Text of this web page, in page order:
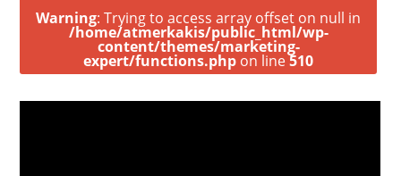
Warning: Trying to access array offset on null in
/home/atmerkakis/public_html/wp-
content/themes/marketing-
expert/functions.php on line510